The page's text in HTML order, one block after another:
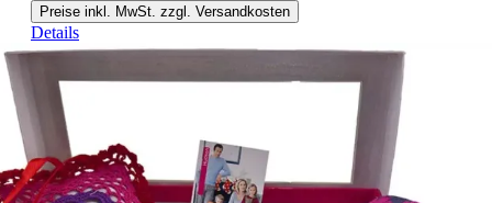
Preise inkl. MwSt. zzgl. Versandkosten
Details